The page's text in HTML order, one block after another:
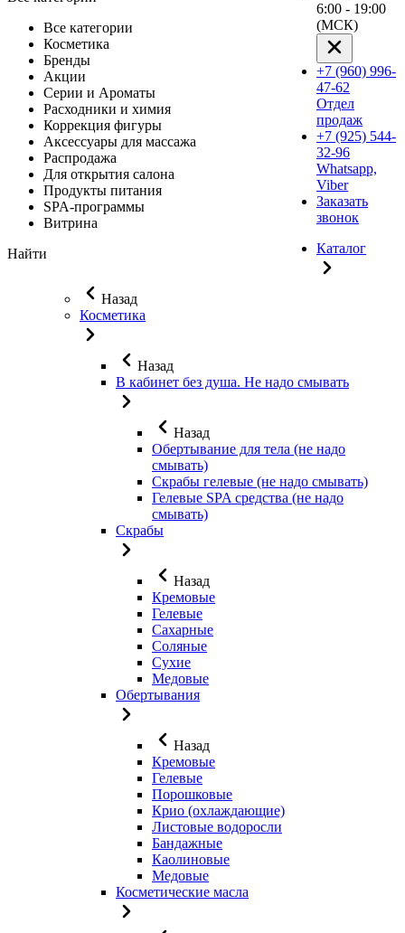
Все категории
Косметика
Бренды
Акции
Серии и Ароматы
Расходники и химия
Коррекция фигуры
Аксессуары для массажа
Распродажа
Для открытия салона
Продукты питания
SPA-программы
Витрина
Найти
6:00 - 19:00
(МСК)
+7 (960) 996-
47-62
Отдел
продаж
+7 (925) 544-
32-96
Whatsapp,
Viber
Заказать
звонок
Каталог
Назад
Косметика
Назад
В кабинет без душа. Не надо смывать
Назад
Обертывание для тела (не надо
смывать)
Скрабы гелевые (не надо смывать)
Гелевые SPA средства (не надо
смывать)
Скрабы
Назад
Кремовые
Гелевые
Сахарные
Соляные
Сухие
Медовые
Обертывания
Назад
Кремовые
Гелевые
Порошковые
Крио (охлаждающие)
Листовые водоросли
Бандажные
Каолиновые
Медовые
Косметические масла